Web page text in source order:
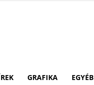
GRAFIKA EGYÉB